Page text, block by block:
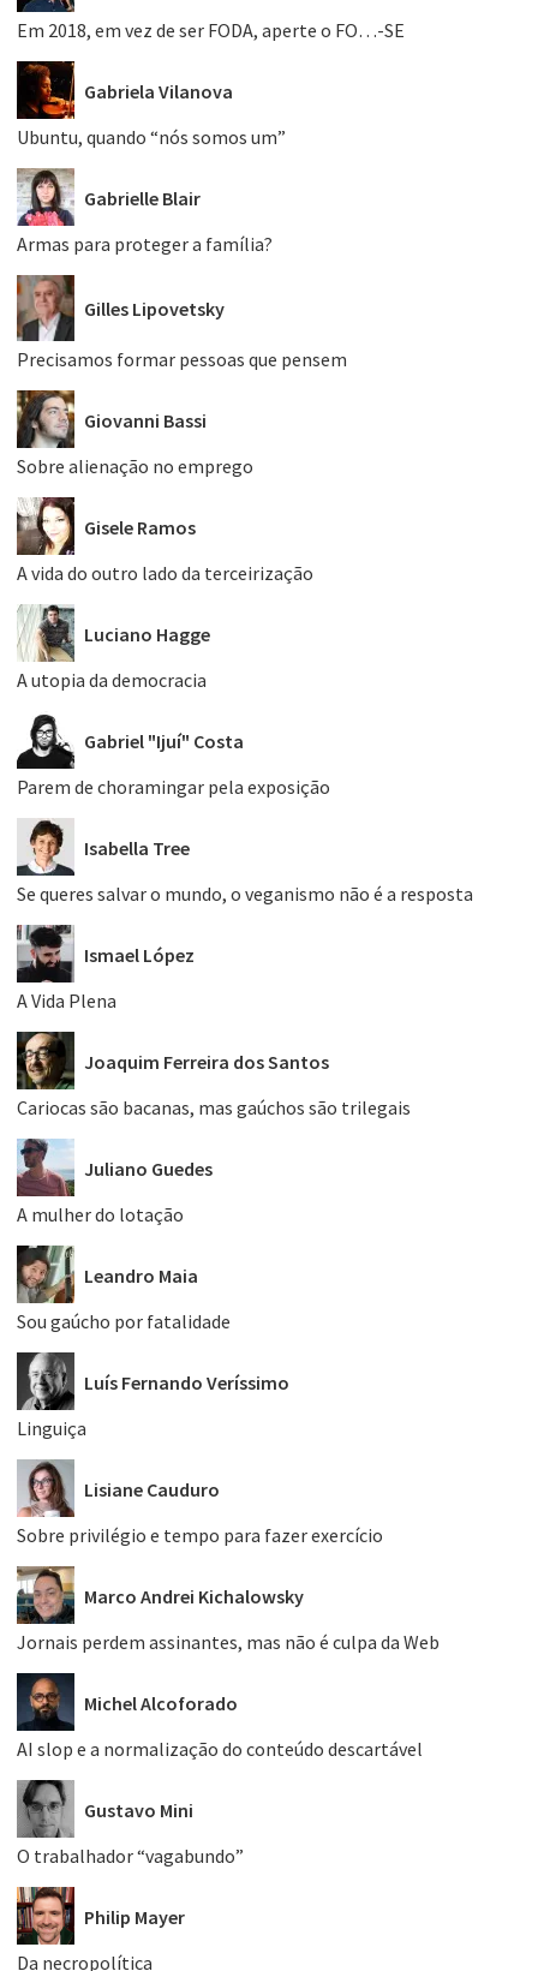
Em 2018, em vez de ser FODA, aperte o FO…-SE
Gabriela Vilanova
Ubuntu, quando “nós somos um”
Gabrielle Blair
Armas para proteger a família?
Gilles Lipovetsky
Precisamos formar pessoas que pensem
Giovanni Bassi
Sobre alienação no emprego
Gisele Ramos
A vida do outro lado da terceirização
Luciano Hagge
A utopia da democracia
Gabriel "Ijuí" Costa
Parem de choramingar pela exposição
Isabella Tree
Se queres salvar o mundo, o veganismo não é a resposta
Ismael López
A Vida Plena
Joaquim Ferreira dos Santos
Cariocas são bacanas, mas gaúchos são trilegais
Juliano Guedes
A mulher do lotação
Leandro Maia
Sou gaúcho por fatalidade
Luís Fernando Veríssimo
Linguiça
Lisiane Cauduro
Sobre privilégio e tempo para fazer exercício
Marco Andrei Kichalowsky
Jornais perdem assinantes, mas não é culpa da Web
Michel Alcoforado
AI slop e a normalização do conteúdo descartável
Gustavo Mini
O trabalhador “vagabundo”
Philip Mayer
Da necropolítica